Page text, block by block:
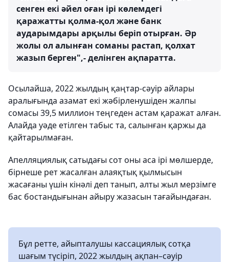
сенген екі әйел оған ірі көлемдегі
қаражатты қолма-қол және банк
аударымдары арқылы беріп отырған. Әр
жолы ол алынған соманы растап, қолхат
жазып берген",- делінген ақпаратта.
Осылайша, 2022 жылдың қаңтар-сәуір айлары
аралығында азамат екі жәбірленушіден жалпы
сомасы 39,5 миллион теңгеден астам қаражат алған.
Алайда уәде етілген табыс та, салынған қаржы да
қайтарылмаған.
Апелляциялық сатыдағы сот оны аса ірі мөлшерде,
бірнеше рет жасалған алаяқтық қылмысын
жасағаны үшін кінәлі деп танып, алты жыл мерзімге
бас бостандығынан айыру жазасын тағайындаған.
Бұл ретте, айыпталушы кассациялық сотқа
шағым түсіріп, 2022 жылдың ақпан–сәуір